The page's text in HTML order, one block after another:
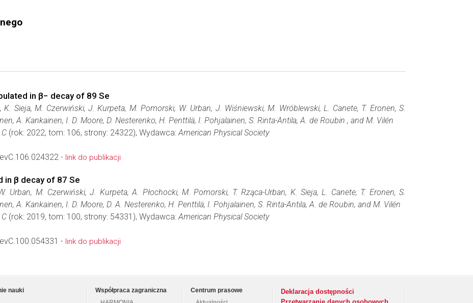
in β− decay of 89 Se
K. Sieja, M. Czerwiński, J. Kurpeta, M. Pomorski, W. Urban, J. Wiśniewski, M. Wróblewski, L. Canete, T. Eronen, S.
A. Kankainen, I. D. Moore, D. Nesterenko, H. Penttilä, I. Pohjalainen, S. Rinta-Antila, A. de Roubin , and M. Vilén
(rok: 2022, tom: 106, strony: 24322), Wydawca:American Physical Society
- link do publikacji
in β decay of 87 Se
Urban, M. Czerwiński, J. Kurpeta, A. Płochocki, M. Pomorski, T. Rząca-Urban, K. Sieja, L. Canete, T. Eronen, S.
A. Kankainen, I. D. Moore, D. A. Nesterenko, H. Penttilä, I. Pohjalainen, S. Rinta-Antila, A. de Roubin, and M. Vilén
(rok: 2019, tom: 100, strony: 54331), Wydawca:American Physical Society
- link do publikacji
nauki
Współpraca zagraniczna
Centrum prasowe
Deklaracja dostępności